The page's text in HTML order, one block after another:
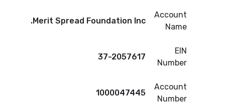
Account
Name
Merit Spread Foundation Inc.
EIN
Number
37-2057617
Account
Number
1000047445